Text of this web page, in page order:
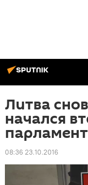
Литва
начался
08:36 23.10.2016